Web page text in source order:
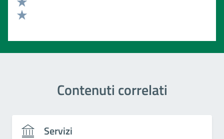
Valuta 2 stelle su 5
Contenuti correlati
Servizi